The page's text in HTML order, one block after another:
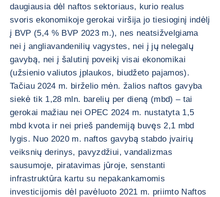
daugiausia dėl naftos sektoriaus, kurio realus
svoris ekonomikoje gerokai viršija jo tiesioginį indėlį
į BVP (5,4 % BVP 2023 m.), nes neatsižvelgiama
nei į angliavandenilių vagystes, nei į jų nelegalų
gavybą, nei į šalutinį poveikį visai ekonomikai
(užsienio valiutos įplaukos, biudžeto pajamos).
Tačiau 2024 m. birželio mėn. žalios naftos gavyba
siekė tik 1,28 mln. barelių per dieną (mbd) – tai
gerokai mažiau nei OPEC 2024 m. nustatyta 1,5
mbd kvota ir nei prieš pandemiją buvęs 2,1 mbd
lygis. Nuo 2020 m. naftos gavybą stabdo įvairių
veiksnių derinys, pavyzdžiui, vandalizmas
sausumoje, piratavimas jūroje, senstanti
infrastruktūra kartu su nepakankamomis
investicijomis dėl pavėluoto 2021 m. priimto Naftos